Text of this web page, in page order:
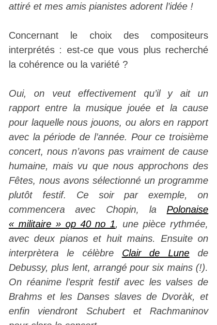
attiré et mes amis pianistes adorent l’idée !
Concernant le choix des compositeurs
interprétés : est-ce que vous plus recherché
la cohérence ou la variété ?
Oui, on veut effectivement qu’il y ait un
rapport entre la musique jouée et la cause
pour laquelle nous jouons, ou alors en rapport
avec la période de l’année. Pour ce troisième
concert, nous n’avons pas vraiment de cause
humaine, mais vu que nous approchons des
Fêtes, nous avons sélectionné un programme
plutôt festif. Ce soir par exemple, on
commencera avec Chopin, laPolonaise
« militaire » op 40 no 1, une pièce rythmée,
avec deux pianos et huit mains. Ensuite on
interprètera le célèbre Clair de Lune de
Debussy, plus lent, arrangé pour six mains (!).
On réanime l’esprit festif avec les valses de
Brahms et les Danses slaves de Dvoràk, et
enfin viendront Schubert et Rachmaninov